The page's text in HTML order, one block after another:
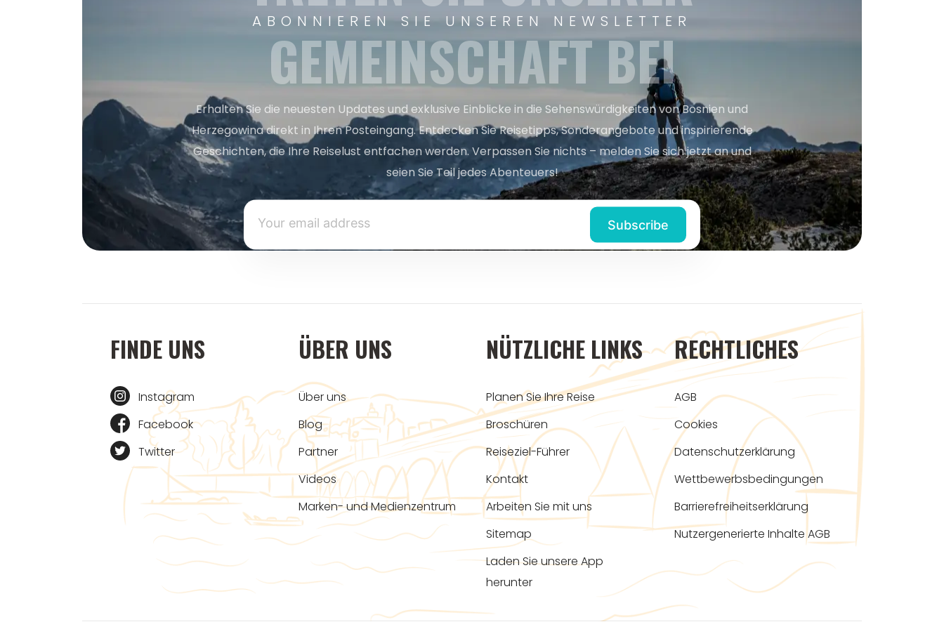
ABONNIEREN SIE UNSEREN NEWSLETTER
GEMEINSCHAFT BEI
Erhalten Sie die neuesten Updates und exklusive Einblicke in die Sehenswürdigkeiten von Bosnien und
Herzegowina direkt in Ihren Posteingang. Entdecken Sie Reisetipps, Sonderangebote und inspirierende
Geschichten, die Ihre Reiselust entfachen werden. Verpassen Sie nichts – melden Sie sich jetzt an und
seien Sie Teil jedes Abenteuers!
FINDE UNS
Instagram
Facebook
Twitter
ÜBER UNS
Über uns
Blog
Partner
Videos
Marken- und Medienzentrum
NÜTZLICHE LINKS
Planen Sie Ihre Reise
Broschüren
Reiseziel-Führer
Kontakt
Arbeiten Sie mit uns
Sitemap
Laden Sie unsere App
herunter
RECHTLICHES
AGB
Cookies
Datenschutzerklärung
Wettbewerbsbedingungen
Barrierefreiheitserklärung
Nutzergenerierte Inhalte AGB